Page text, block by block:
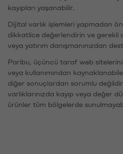
kayıpları yaşanabilir.
Dijital varlık işlemleri yapmadan
dikkatlice değerlendirin ve gerekli
veya yatırım danışmanınızdan
Paribu, üçüncü taraf web
veya kullanımından
diğer sonuçlardan sorumlu değildir.
varlıklarınızda kayıp veya değer
ürünler tüm bölgelerde